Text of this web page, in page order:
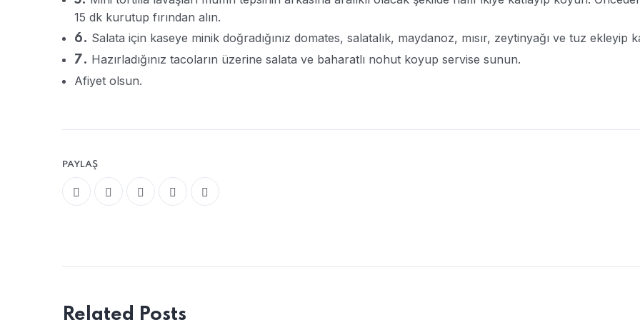
15 dk kurutup fırından alın.
6. Salata için kaseye minik doğradığınız domates, salatalık, maydanoz, mısır, zeytinyağı ve tuz ekleyip
7. Hazırladığınız tacoların üzerine salata ve baharatlı nohut koyup servise sunun.
Afiyet olsun.
PAYLAŞ
Related Posts